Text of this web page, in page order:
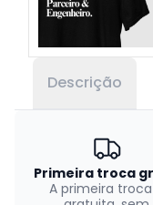
Descrição
Primeira troca
A primeira